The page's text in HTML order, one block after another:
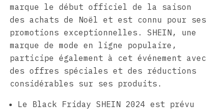
marque le début officiel de la saison
des achats de Noël et est connu pour ses
promotions exceptionnelles. SHEIN, une
marque de mode en ligne populaire,
participe également à cet événement avec
des offres spéciales et des réductions
considérables sur ses produits.
Le Black Friday SHEIN 2024 est prévu